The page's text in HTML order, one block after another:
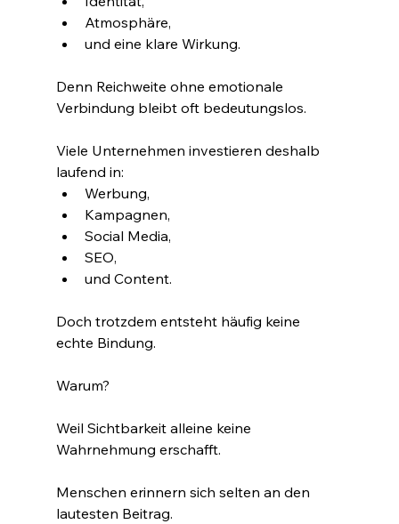
Atmosphäre,
und eine klare Wirkung.
Denn Reichweite ohne emotionale
Verbindung bleibt oft bedeutungslos.
Viele Unternehmen investieren deshalb
laufend in:
Werbung,
Kampagnen,
Social Media,
SEO,
und Content.
Doch trotzdem entsteht häufig keine
echte Bindung.
Warum?
Weil Sichtbarkeit alleine keine
Wahrnehmung erschafft.
Menschen erinnern sich selten an den
lautesten Beitrag.